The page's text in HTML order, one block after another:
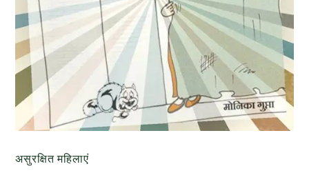
असुरक्षित महिलाएं